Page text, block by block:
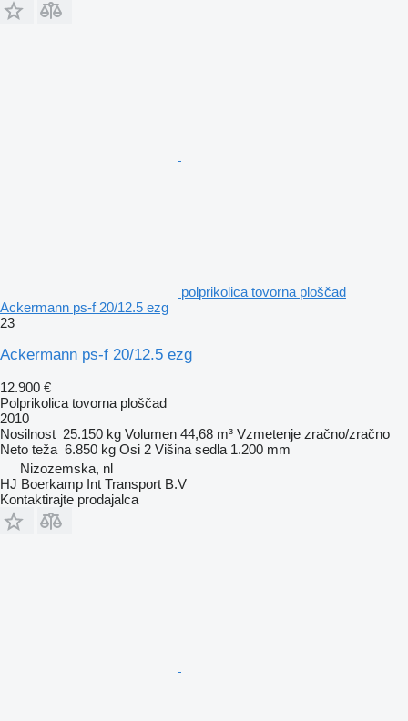
polprikolica tovorna ploščad
Ackermann ps-f 20/12.5 ezg
23
Ackermann ps-f 20/12.5 ezg
12.900 €
Polprikolica tovorna ploščad
2010
Nosilnost 25.150 kg Volumen 44,68 m³ Vzmetenje zračno/zračno
Neto teža 6.850 kg Osi 2 Višina sedla 1.200 mm
Nizozemska, nl
HJ Boerkamp Int Transport B.V
Kontaktirajte prodajalca